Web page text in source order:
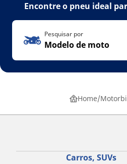
Encontre o pneu ideal
Pesquisar por
Modelo de moto
Home
Carros, SUVs